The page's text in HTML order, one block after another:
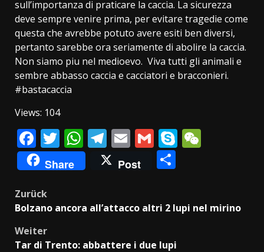
sull’importanza di praticare la caccia. La sicurezza
deve sempre venire prima, per evitare tragedie come
questa che avrebbe potuto avere esiti ben diversi,
pertanto sarebbe ora seriamente di abolire la caccia.
Non siamo piu nel medioevo. Viva tutti gli animali e
sembre abbasso caccia e cacciatori e bracconieri.
#bastacaccia
Views: 104
Facebook
Twitter
WhatsApp
Telegram
EmailGmail
Skype
Share Post
Beitragsnavigation
Zurück
Bolzano ancora all’attacco altri 2 lupi nel mirino
Weiter
Tar di Trento: abbattere i due lupi